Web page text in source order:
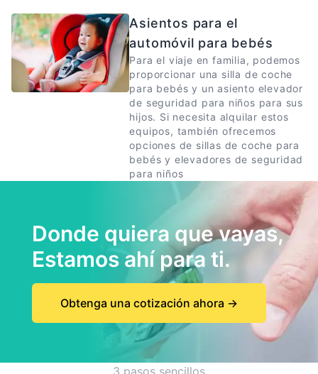
Asientos para el
automóvil para bebés
Para el viaje en familia, podemos
proporcionar una silla de coche
para bebés y un asiento elevador
de seguridad para niños para sus
hijos. Si necesita alquilar estos
equipos, también ofrecemos
opciones de sillas de coche para
bebés y elevadores de seguridad
para niños
Donde quiera que vayas,
Estamos ahí para ti.
Obtenga una cotización ahora →